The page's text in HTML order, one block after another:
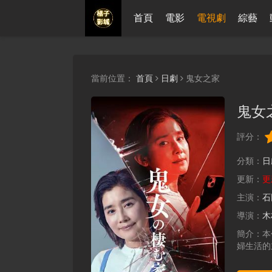
首頁 電影 電視劇 綜藝
當前位置： 首頁 日劇 鬼女之家
鬼女
評分：
分類：
更新：
主演：
導演：
簡介：
婦生活